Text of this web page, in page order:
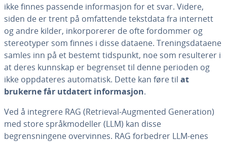
ikke finnes passende informasjon for et svar. Videre,
siden de er trent på omfattende tekstdata fra internett
og andre kilder, inkorporerer de ofte fordommer og
stereotyper som finnes i disse dataene. Treningsdataene
samles inn på et bestemt tidspunkt, noe som resulterer i
at deres kunnskap er begrenset til denne perioden og
ikke oppdateres automatisk. Dette kan føre til at
brukerne får utdatert informasjon.
Ved å integrere RAG (Retrieval-Augmented Generation)
med store språkmodeller (LLM) kan disse
begrensningene overvinnes. RAG forbedrer LLM-enes